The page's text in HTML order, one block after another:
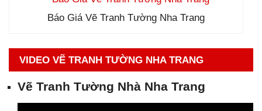
Báo Giá Vẽ Tranh Tường Nha Trang
VIDEO VẼ TRANH TƯỜNG NHA TRANG
Vẽ Tranh Tường Nhà Nha Trang